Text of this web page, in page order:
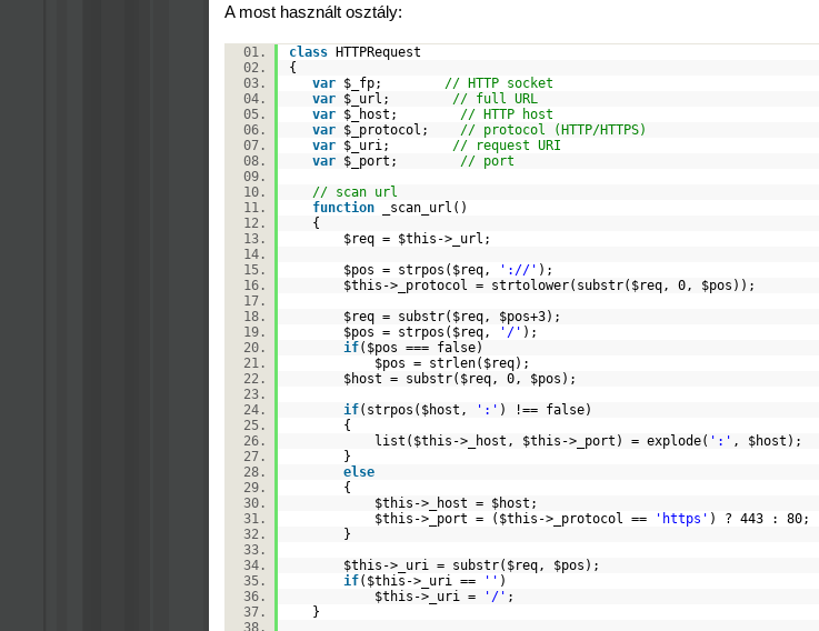
A most használt osztály:
classHTTPRequest
{
var
$_fp;
// HTTP socket
var
$_url ;
// full URL
var
$_host ;
// HTTP host
var
$_protocol ;
// protocol (HTTP/HTTPS)
var
$_uri;
// request URI
var
$_port ;
// port
// scan url
function_scan_url()
{
$req= $this ->_url;
$pos = strpos ( $req, '://' );
$this ->_protocol = strtolower( substr( $req, 0, $pos ));
$req= substr( $req, $pos+3);
$pos = strpos ( $req, '/' );
if( $pos === false)
$pos = strlen( $req);
$host = substr( $req, 0, $pos );
if( strpos ( $host , ':' ) !== false)
{
list( $this ->_host, $this ->_port) = explode( ':' , $host );
}
else
{
$this ->_host = $host ;
$this ->_port = ( $this ->_protocol == 'https' ) ? 443 : 80;
}
$this ->_uri = substr( $req, $pos );
if( $this ->_uri == '' )
$this ->_uri = '/' ;
}